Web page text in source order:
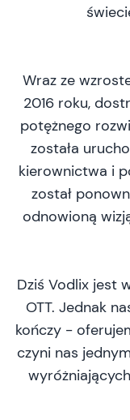
Wraz ze
2016 roku,
potężnego
została
kierownictwa i
został
odnowioną
Dziś Vodlix jest
OTT. Jednak
kończy -
czyni nas